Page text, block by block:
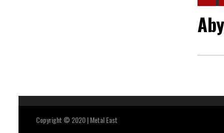
Copyright © 2020 | Metal East